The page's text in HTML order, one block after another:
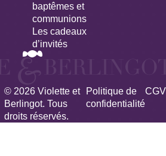
baptêmes et
communions
Les cadeaux
d’invités
© 2026 Violette et
Berlingot. Tous
droits réservés.
Politique de
confidentialité
CGV